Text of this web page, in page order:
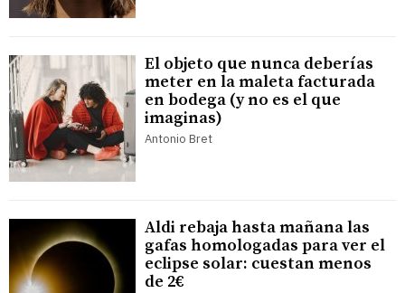
El objeto que nunca deberías
meter en la maleta facturada
en bodega (y no es el que
imaginas)
Antonio Bret
Aldi rebaja hasta mañana las
gafas homologadas para ver el
eclipse solar: cuestan menos
de 2€